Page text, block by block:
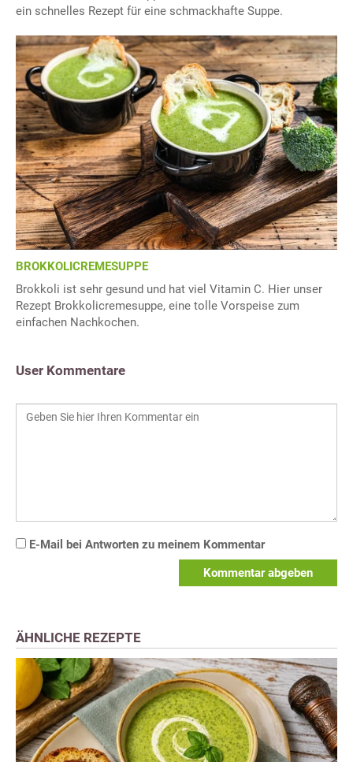
ein schnelles Rezept für eine schmackhafte Suppe.
BROKKOLICREMESUPPE
Brokkoli ist sehr gesund und hat viel Vitamin C. Hier unser
Rezept Brokkolicremesuppe, eine tolle Vorspeise zum
einfachen Nachkochen.
User Kommentare
E-Mail bei Antworten zu meinem Kommentar
Kommentar abgeben
ÄHNLICHE REZEPTE